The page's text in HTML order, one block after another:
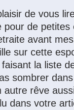
de vous
pour de
avant
sur cette
la liste
sombrer
autre rêve
dans votre